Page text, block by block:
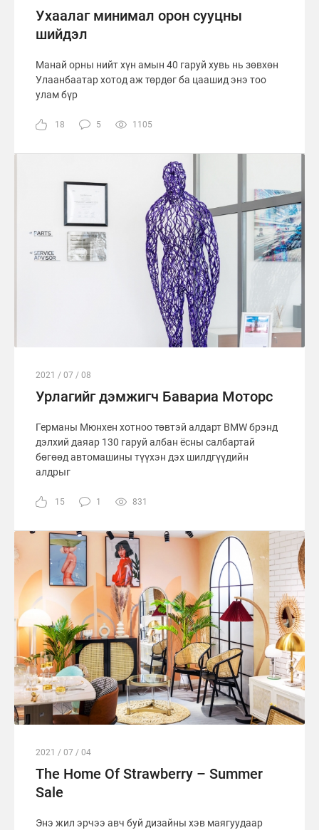
Ухаалаг минимал орон сууцны
шийдэл
Манай орны нийт хүн амын 40 гаруй хувь нь зөвхөн
Улаанбаатар хотод аж төрдөг ба цаашид энэ тоо
улам бүр
18 5 1105
2021 / 07 / 08
Урлагийг дэмжигч Бавариа Моторс
Германы Мюнхен хотноо төвтэй алдарт BMW брэнд
дэлхий даяар 130 гаруй албан ёсны салбартай
бөгөөд автомашины түүхэн дэх шилдгүүдийн
алдрыг
15 1 831
2021 / 07 / 04
The Home Of Strawberry – Summer
Sale
Энэ жил эрчээ авч буй дизайны хэв маягуудаар